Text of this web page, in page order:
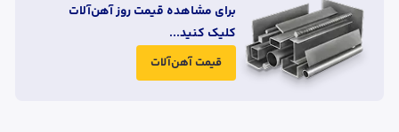
برای مشاهده قیمت روز آهن‌آلات
کلیک کنید...
قیمت آهن‌آلات